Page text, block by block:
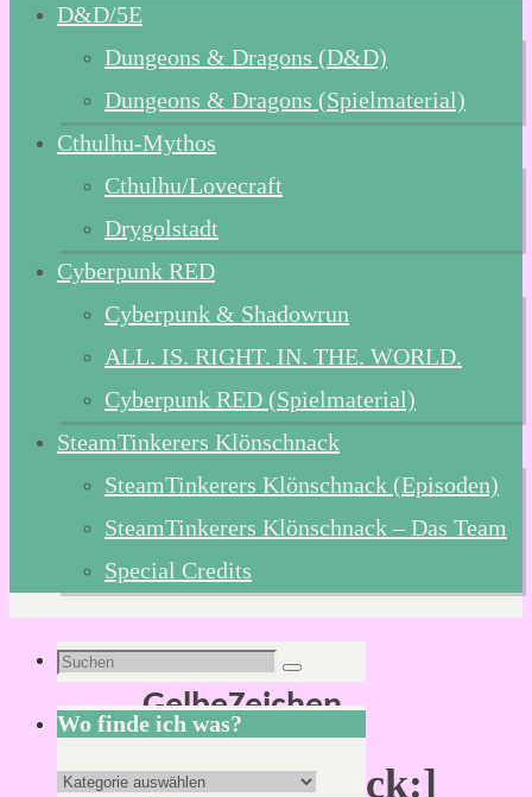
D&D/5E
Dungeons & Dragons (D&D)
Dungeons & Dragons (Spielmaterial)
Cthulhu-Mythos
Cthulhu/Lovecraft
Drygolstadt
Cyberpunk RED
Cyberpunk & Shadowrun
ALL. IS. RIGHT. IN. THE. WORLD.
Cyberpunk RED (Spielmaterial)
SteamTinkerers Klönschnack
SteamTinkerers Klönschnack (Episoden)
SteamTinkerers Klönschnack – Das Team
Special Credits
Schlagwort:
GelbeZeichen
[:Klönschnack:]
Suchen
nach:
Suchen
Wo finde ich was?
Wo